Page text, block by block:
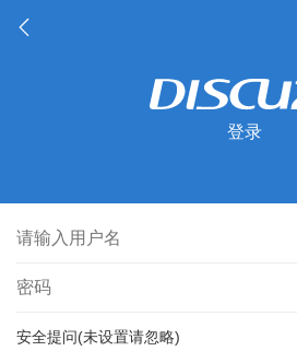
登录
安全提问(未设置请忽略)